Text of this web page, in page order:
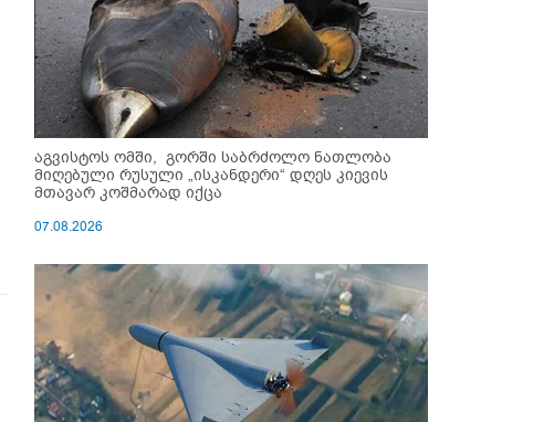
აგვისტოს ომში, გორში საბრძოლო ნათლობა
მიღებული რუსული „ისკანდერი“ დღეს კიევის
მთავარ კოშმარად იქცა
07.08.2026